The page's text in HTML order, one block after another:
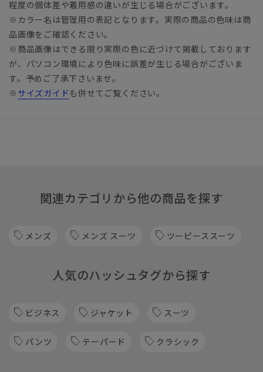
程度の個体差や着用感の違いが生じる場合がございます。
※カラー名は管理用の表記となります。実際の商品の色味は商
品画像をご確認ください。
※商品画像はできる限り実際の色に近づけて掲載しております
が、パソコン環境により色味に誤差が生じる場合がございま
す。予めご了承下さいませ。
※ サイズガイドも併せてご覧ください。
関連カテゴリから他の商品を探す
メンズ メンズ スーツ ツーピーススーツ
人気のハッシュタグから探す
ビジネス ジャケット スーツ
パンツ テーパード クラシック